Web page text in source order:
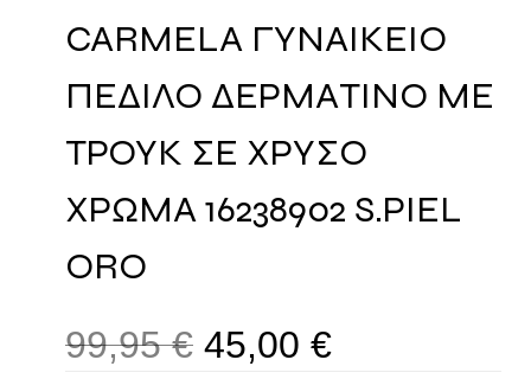
CARMELA ΓΥΝΑΙΚΕΙΟ
ΠΕΔΙΛΟ ΔΕΡΜΑΤΙΝΟ ΜΕ
ΤΡΟΥΚ ΣΕ ΧΡΥΣΟ
ΧΡΩΜΑ 16238902 S.PIEL
ORO
99,95€ 45,00 €